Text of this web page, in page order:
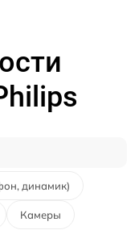
динамик)
Камеры